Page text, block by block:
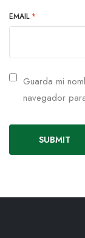
EMAIL *
Guarda mi
navegador